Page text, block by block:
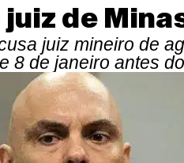
de
juiz mineiro de
8 de janeiro antes